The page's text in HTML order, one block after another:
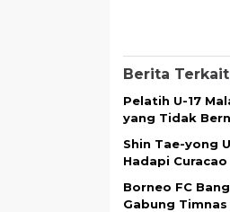
Berita Terkait
Pelatih U-17
yang Tidak
Shin Tae-yong
Hadapi
Borneo FC
Gabung Timnas